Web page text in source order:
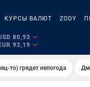
КУРСЫ ВАЛЮТ ZODY
80,93
93,19
то) грядет непогодa